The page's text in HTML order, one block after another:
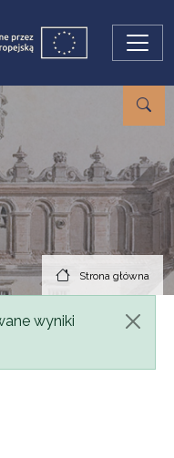
Strona główna
wyniki